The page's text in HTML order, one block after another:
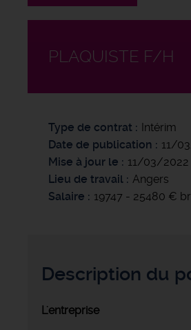
PLAQUISTE F/H
Type de contrat
Intérim
Date de publication
11/
Mise à jour le
11/03/2022
Lieu de travail
Angers
Salaire
19747 - 25480 €
Description du
L'entreprise